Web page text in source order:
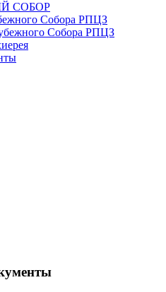
СОБОР
Собора РПЦЗ
Собора РПЦЗ